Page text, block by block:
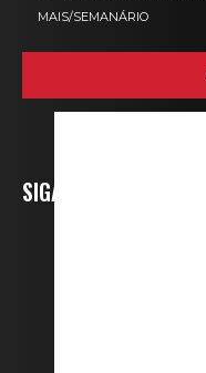
MAIS/SEMANÁRIO
SIGA-NOS